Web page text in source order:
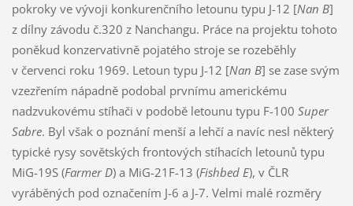
pokroky ve vývoji konkurenčního letounu typu J-12 [Nan B]
z dílny závodu č.320 z Nanchangu. Práce na projektu tohoto
poněkud konzervativně pojatého stroje se rozeběhly
v červenci roku 1969. Letoun typu J-12 [Nan B] se zase svým
vzezřením nápadně podobal prvnímu americkému
nadzvukovému stíhači v podobě letounu typu F-100 Super
Sabre. Byl však o poznání menší a lehčí a navíc nesl některý
typické rysy sovětských frontových stíhacích letounů typu
MiG-19S (Farmer D) a MiG-21F-13 (Fishbed E), v ČLR
vyráběných pod označením J-6 a J-7. Velmi malé rozměry